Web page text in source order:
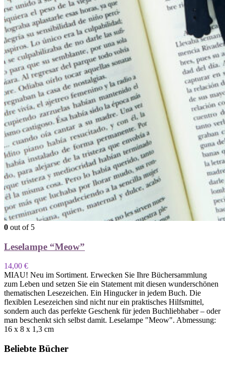
0 out of 5
Leselampe “Meow”
14,00 €
MIAU! Neu im Sortiment. Erwecken Sie Ihre Büchersammlung
zum Leben und setzen Sie ein Statement mit diesen wunderschönen
thematischen Lesezeichen. Ein Hingucker in jedem Buch. Die
flexiblen Lesezeichen sind nicht nur ein praktisches Hilfsmittel,
sondern auch das perfekte Geschenk für jeden Buchliebhaber – oder
man beschenkt sich selbst damit. Leselampe "Meow". Abmessung:
16 x 8 x 1,3 cm
Beliebte Bücher